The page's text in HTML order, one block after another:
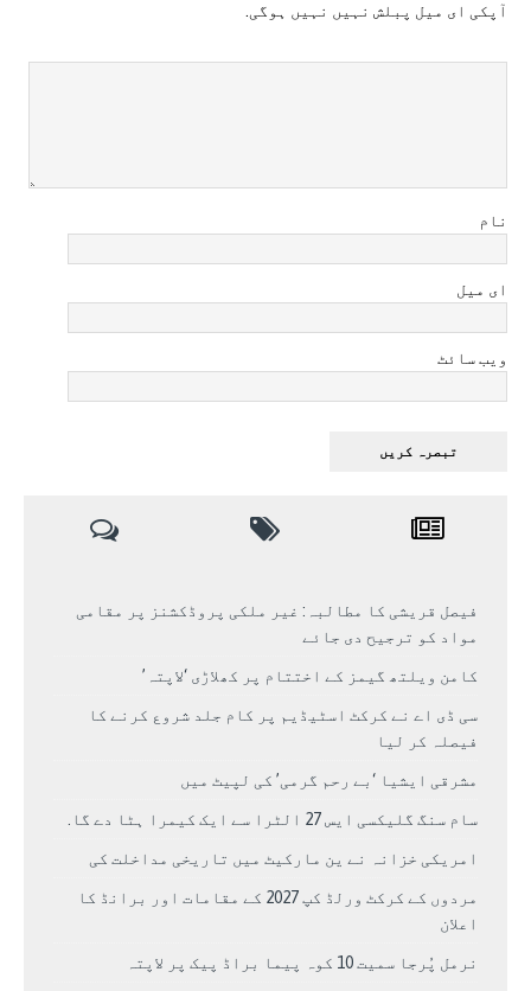
آپکی ای ميل پبلش نہيں نہيں ہوگی.
نام
ای میل
ویب سائٹ
فیصل قریشی کا مطالبہ: غیر ملکی پروڈکشنز پر مقامی
مواد کو ترجیح دی جائے
کامن ویلتھ گیمز کے اختتام پر کھلاڑی ‘لاپتہ’
سی ڈی اے نے کرکٹ اسٹیڈیم پر کام جلد شروع کرنے کا
فیصلہ کر لیا
مشرقی ایشیا ‘بے رحم گرمی’ کی لپیٹ میں
سام سنگ گلیکسی ایس 27 الٹرا سے ایک کیمرا ہٹا دے گا.
امریکی خزانہ نے ین مارکیٹ میں تاریخی مداخلت کی
مردوں کے کرکٹ ورلڈ کپ 2027 کے مقامات اور برانڈ کا
اعلان
نرمل پُرجا سمیت 10 کوہ پیما براڈ پیک پر لاپتہ